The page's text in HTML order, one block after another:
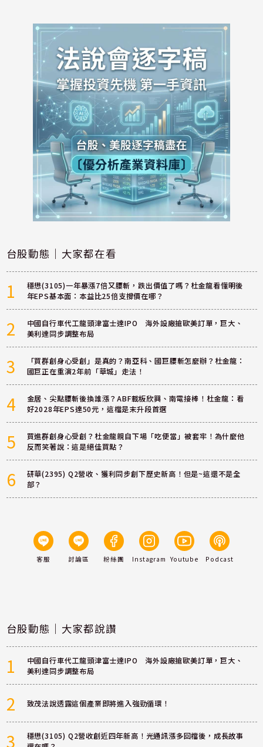
台股動態｜大家都在看
1
穩懋(3105)一年暴漲7倍又腰斬，跌出價值了嗎？杜金龍看懂明後
年EPS基本面：本益比25倍支撐價在哪？
2
中國自行車代工龍頭津富士達IPO 海外設廠搶歐美訂單，巨大、
美利達同步調整布局
3
「買群創身心受創」是真的？南亞科、國巨腰斬怎麼辦？杜金龍：
國巨正在重演2年前「華城」走法！
4
金居、尖點腰斬後換誰漲？ABF載板欣興、南電接棒！杜金龍：看
好2028年EPS達50元，這檔是末升段首選
5
買進群創身心受創？杜金龍親自下場「吃便當」被套牢！為什麼他
反而笑著說：這是絕佳買點？
6
研華(2395) Q2營收、獲利同步創下歷史新高！但是~這還不是全
部？
客服 討論區 粉絲團 Instagram Youtube Podcast
台股動態｜大家都說讚
1
中國自行車代工龍頭津富士達IPO 海外設廠搶歐美訂單，巨大、
美利達同步調整布局
2 致茂法說透露這個產業即將進入強勁循環！
3
穩懋(3105) Q2營收創近四年新高！光通訊漲多回檔後，成長故事